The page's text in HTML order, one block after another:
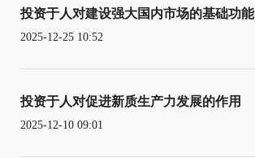
投资于人对建设强大国内市场的基础功能
2025-12-25 10:52
投资于人对促进新质生产力发展的作用
2025-12-10 09:01